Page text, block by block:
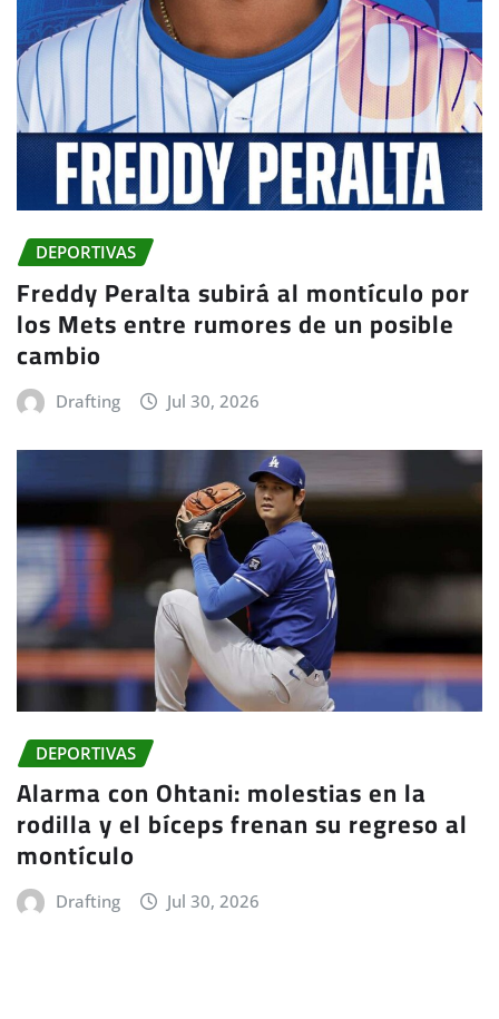
DEPORTIVAS
Freddy Peralta subirá al montículo por
los Mets entre rumores de un posible
cambio
Drafting Jul 30, 2026
DEPORTIVAS
Alarma con Ohtani: molestias en la
rodilla y el bíceps frenan su regreso al
montículo
Drafting Jul 30, 2026